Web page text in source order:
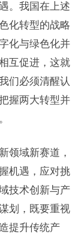
。我国在上述
化转型的战略
化与绿色化并
互促进，这就
们必须清醒认
握两大转型并
域新赛道，
机遇，应对挑
技术创新与产
划，既要重视
提升传统产